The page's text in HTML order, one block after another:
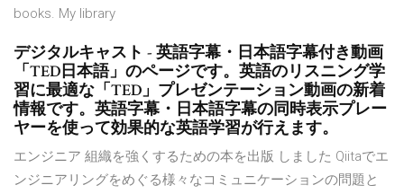
books. My library
デジタルキャスト - 英語字幕・日本語字幕付き動画
「TED日本語」のページです。英語のリスニング学
習に最適な「TED」プレゼンテーション動画の新着
情報です。英語字幕・日本語字幕の同時表示プレー
ヤーを使って効果的な英語学習が行えます。
エンジニア 組織を強くするための本を出版 しました Qiitaでエ
ンジニアリングをめぐる様々なコミュニケーションの問題と